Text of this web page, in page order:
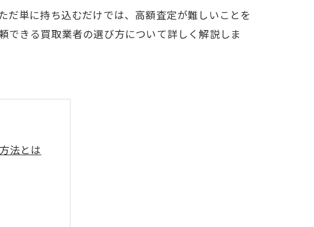
単に持ち込むだけでは、高額査定が難しいことを
できる買取業者の選び方について詳しく解説しま
法とは